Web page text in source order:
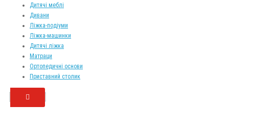
Дитячі меблі
Дивани
Ліжка-подіуми
Ліжка-машинки
Дитячі ліжка
Матраци
Ортопедичні основи
Приставний столик